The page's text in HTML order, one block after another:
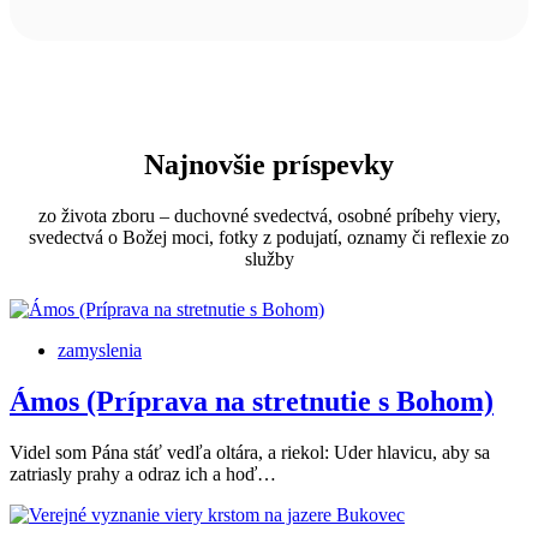
Najnovšie príspevky
zo života zboru – duchovné svedectvá, osobné príbehy viery,
svedectvá o Božej moci, fotky z podujatí, oznamy či reflexie zo
služby
zamyslenia
Ámos (Príprava na stretnutie s Bohom)
Videl som Pána stáť vedľa oltára, a riekol: Uder hlavicu, aby sa
zatriasly prahy a odraz ich a hoď…